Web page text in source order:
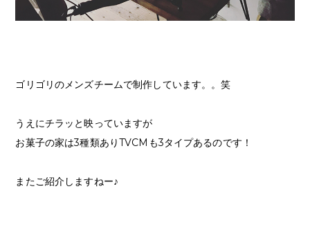
ゴリゴリのメンズチームで制作しています。。笑
うえにチラッと映っていますが
お菓子の家は3種類ありTVCMも3タイプあるのです！
またご紹介しますねー♪